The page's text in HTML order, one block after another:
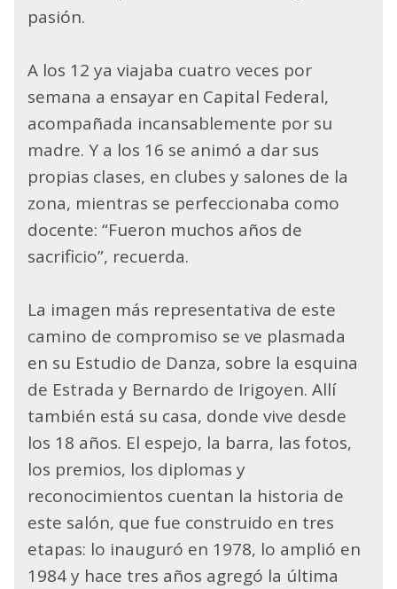
pasión.
A los 12 ya viajaba cuatro veces por
semana a ensayar en Capital Federal,
acompañada incansablemente por su
madre. Y a los 16 se animó a dar sus
propias clases, en clubes y salones de la
zona, mientras se perfeccionaba como
docente: “Fueron muchos años de
sacrificio”, recuerda.
La imagen más representativa de este
camino de compromiso se ve plasmada
en su Estudio de Danza, sobre la esquina
de Estrada y Bernardo de Irigoyen. Allí
también está su casa, donde vive desde
los 18 años. El espejo, la barra, las fotos,
los premios, los diplomas y
reconocimientos cuentan la historia de
este salón, que fue construido en tres
etapas: lo inauguró en 1978, lo amplió en
1984 y hace tres años agregó la última